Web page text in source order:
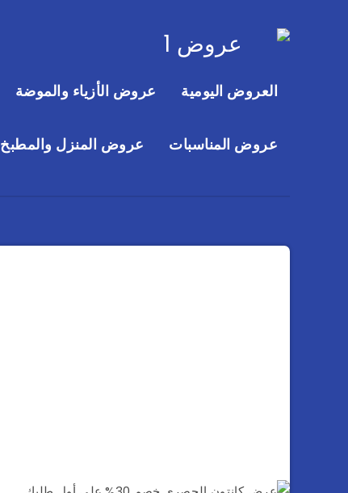
العروض اليومية عروض الأزياء والموضة
عروض المناسبات عروض المنزل والمطبخ